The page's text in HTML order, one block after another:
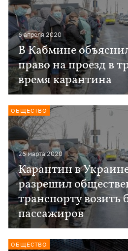
6 апреля 2020
В Кабмине
право на проезд в
время карантина
26 марта 2020
Карантин в
разрешил
транспорту возить
пассажиров
ОБЩЕСТВО
ОБЩЕСТВО